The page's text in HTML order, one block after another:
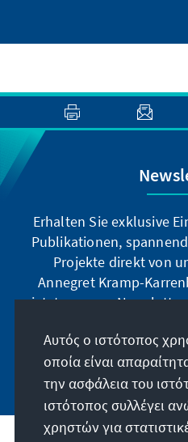
Erhalten Sie exklusive
Publikationen,
Projekte direkt von
Annegret Kramp-
jetzt unseren
Jetzt
Αυτός ο ιστότοπος
οποία είναι
την ασφάλεια του
ιστότοπος συλλέγει
χρηστών για